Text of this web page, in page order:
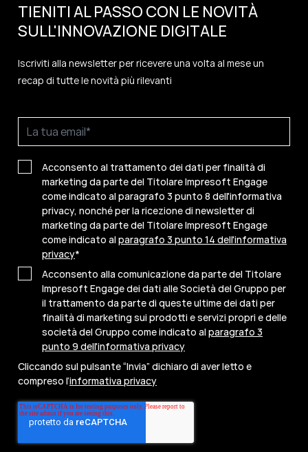
TIENITI AL PASSO CON LE NOVITÀ
SULL'INNOVAZIONE DIGITALE
Iscriviti alla newsletter per ricevere una volta al mese un
recap di tutte le novità più rilevanti
Acconsento al trattamento dei dati per finalità di
marketing da parte del Titolare Impresoft Engage
come indicato al paragrafo 3 punto 8 dell'informativa
privacy, nonché per la ricezione di newsletter di
marketing da parte del Titolare Impresoft Engage
come indicato al paragrafo 3 punto 14 dell'informativa
privacy*
Acconsento alla comunicazione da parte del Titolare
Impresoft Engage dei dati alle Società del Gruppo per
il trattamento da parte di queste ultime dei dati per
finalità di marketing sui prodotti e servizi propri e delle
società del Gruppo come indicato al paragrafo 3
punto 9 dell'informativa privacy
Cliccando sul pulsante “Invia” dichiaro di aver letto e
compreso l’informativa privacy